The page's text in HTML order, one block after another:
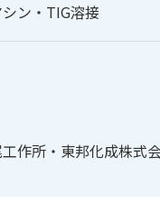
ン・TIG溶接
作所・東邦化成株式